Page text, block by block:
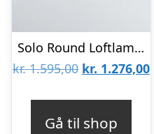
Solo Round Loftlampe Sort 2700K – LIGHT-POINT
kr.1.595,00 Den
kr. 1.276,00
Gå til shop